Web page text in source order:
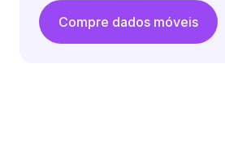
Compre dados móveis